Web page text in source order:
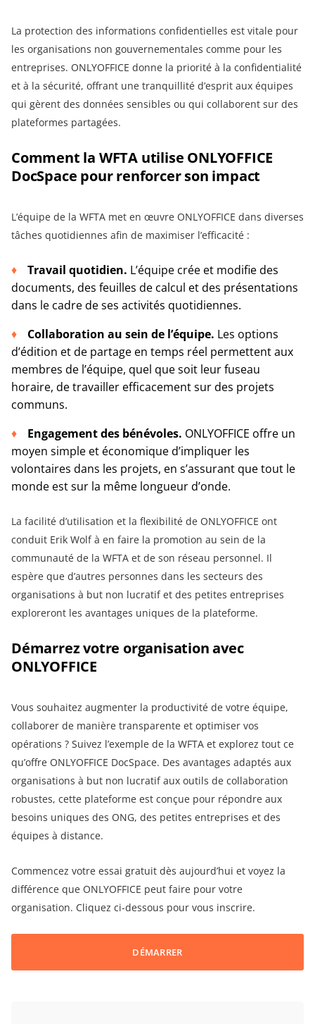
La protection des informations confidentielles est vitale pour
les organisations non gouvernementales comme pour les
entreprises. ONLYOFFICE donne la priorité à la confidentialité
et à la sécurité, offrant une tranquillité d’esprit aux équipes
qui gèrent des données sensibles ou qui collaborent sur des
plateformes partagées.
Comment la WFTA utilise ONLYOFFICE
DocSpace pour renforcer son impact
L’équipe de la WFTA met en œuvre ONLYOFFICE dans diverses
tâches quotidiennes afin de maximiser l’efficacité :
Travail quotidien. L’équipe crée et modifie des
documents, des feuilles de calcul et des présentations
dans le cadre de ses activités quotidiennes.
Collaboration au sein de l’équipe. Les options
d’édition et de partage en temps réel permettent aux
membres de l’équipe, quel que soit leur fuseau
horaire, de travailler efficacement sur des projets
communs.
Engagement des bénévoles. ONLYOFFICE offre un
moyen simple et économique d’impliquer les
volontaires dans les projets, en s’assurant que tout le
monde est sur la même longueur d’onde.
La facilité d’utilisation et la flexibilité de ONLYOFFICE ont
conduit Erik Wolf à en faire la promotion au sein de la
communauté de la WFTA et de son réseau personnel. Il
espère que d’autres personnes dans les secteurs des
organisations à but non lucratif et des petites entreprises
exploreront les avantages uniques de la plateforme.
Démarrez votre organisation avec
ONLYOFFICE
Vous souhaitez augmenter la productivité de votre équipe,
collaborer de manière transparente et optimiser vos
opérations ? Suivez l’exemple de la WFTA et explorez tout ce
qu’offre ONLYOFFICE DocSpace. Des avantages adaptés aux
organisations à but non lucratif aux outils de collaboration
robustes, cette plateforme est conçue pour répondre aux
besoins uniques des ONG, des petites entreprises et des
équipes à distance.
Commencez votre essai gratuit dès aujourd’hui et voyez la
différence que ONLYOFFICE peut faire pour votre
organisation. Cliquez ci-dessous pour vous inscrire.
DÉMARRER